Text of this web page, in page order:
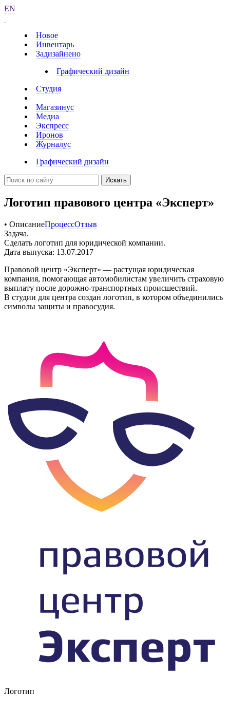
EN
Новое
Инвентарь
Задизайнено
Графический дизайн
Студия
Магазинус
Медиа
Экспресс
Иронов
Журналус
Графический дизайн
Искать
Логотип правового центра «Эксперт»
• ОписаниеПроцессОтзыв
Задача.
Сделать логотип для юридической компании.
Дата выпуска: 13.07.2017
Правовой центр «Эксперт» — растущая юридическая
компания, помогающая автомобилистам увеличить страховую
выплату после дорожно-транспортных происшествий.
В студии для центра создан логотип, в котором объединились
символы защиты и правосудия.
Логотип